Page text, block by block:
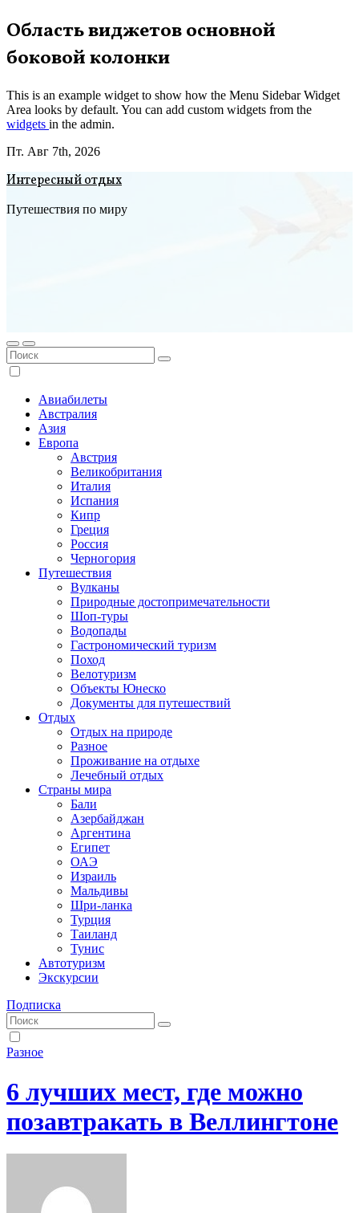
Перейти
к
содержимому
Область виджетов основной
боковой колонки
This is an example widget to show how the Menu Sidebar Widget
Area looks by default. You can add custom widgets from the
widgets in the admin.
Пт. Авг 7th, 2026
Интересный отдых
Путешествия по миру
Авиабилеты
Австралия
Азия
Европа
Австрия
Великобритания
Италия
Испания
Кипр
Греция
Россия
Черногория
Путешествия
Вулканы
Природные достопримечательности
Шоп-туры
Водопады
Гастрономический туризм
Поход
Велотуризм
Объекты Юнеско
Документы для путешествий
Отдых
Отдых на природе
Разное
Проживание на отдыхе
Лечебный отдых
Страны мира
Бали
Азербайджан
Аргентина
Египет
ОАЭ
Израиль
Мальдивы
Шри-ланка
Турция
Таиланд
Тунис
Автотуризм
Экскурсии
Подписка
Разное
6 лучших мест, где можно
позавтракать в Веллингтоне